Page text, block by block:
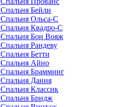
Спальня Бейли
Спальня Ольса-С
Спальня Квадро-С
Спальня Бон Вояж
Спальня Рандеву
Спальня Бетти
Спальня Айно
Спальня Брамминг
Спальня Дания
Спальня Классик
Спальня Бридж